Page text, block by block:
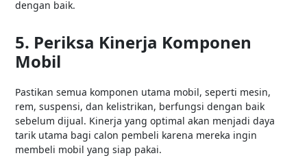
dengan baik.
5. Periksa Kinerja Komponen
Mobil
Pastikan semua komponen utama mobil, seperti mesin,
rem, suspensi, dan kelistrikan, berfungsi dengan baik
sebelum dijual. Kinerja yang optimal akan menjadi daya
tarik utama bagi calon pembeli karena mereka ingin
membeli mobil yang siap pakai.